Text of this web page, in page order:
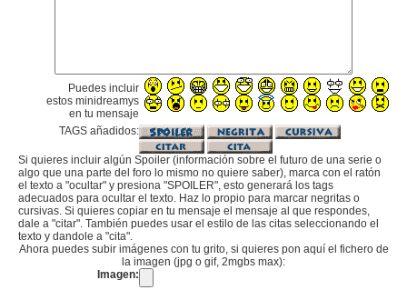
Puedes incluir
estos minidreamys
en tu mensaje
TAGS añadidos:
Si quieres incluir algún Spoiler (información sobre el futuro de una serie o
algo que una parte del foro lo mismo no quiere saber), marca con el ratón
el texto a "ocultar" y presiona "SPOILER", esto generará los tags
adecuados para ocultar el texto. Haz lo propio para marcar negritas o
cursivas. Si quieres copiar en tu mensaje el mensaje al que respondes,
dale a "citar". También puedes usar el estilo de las citas seleccionando el
texto y dandole a "cita".
Ahora puedes subir imágenes con tu grito, si quieres pon aquí el fichero de
la imagen (jpg o gif, 2mgbs max):
Imagen: